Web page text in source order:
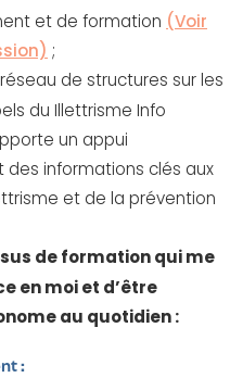
et de formation (Voir
;
de structures sur les
du Illettrisme Info
un appui
informations clés aux
et de la prévention
de formation qui me
en moi et d’être
au quotidien :
: